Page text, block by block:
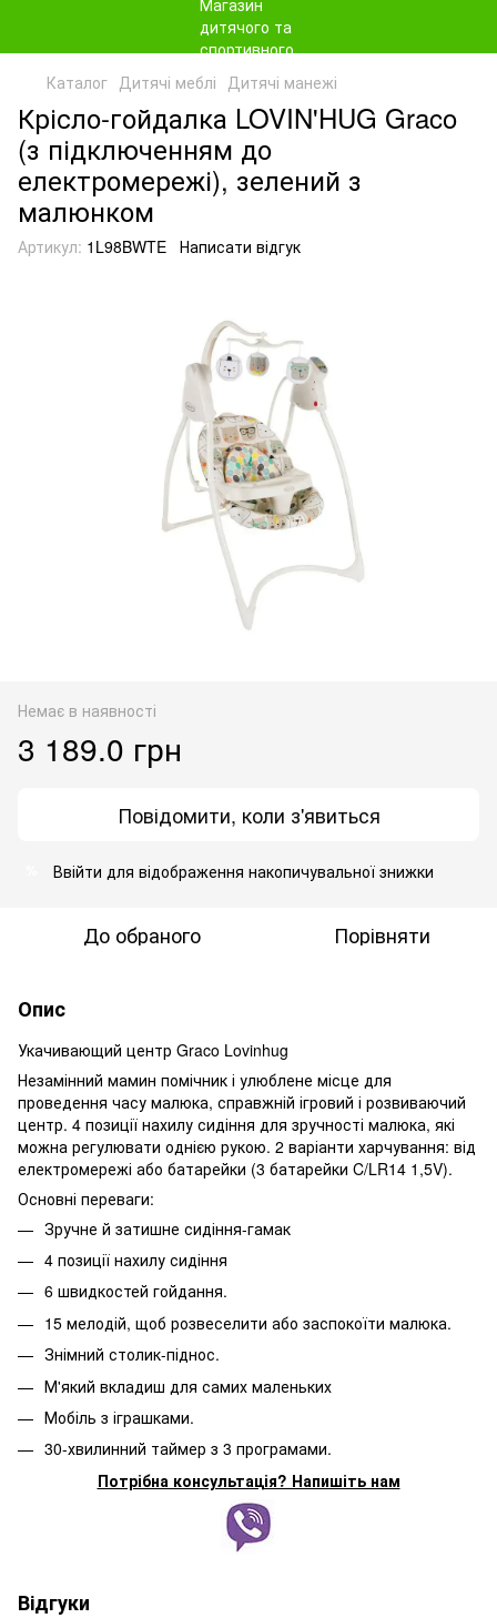
Каталог Дитячі меблі Дитячі манежі
Крісло-гойдалка LOVIN'HUG Graco
(з підключенням до
електромережі), зелений з
малюнком
Артикул: 1L98BWTE Написати відгук
Немає в наявності
3 189.0 грн
Повідомити, коли з'явиться
Ввійти для відображення накопичувальної знижки
До обраного Порівняти
Опис
Укачивающий центр Graco Lovinhug
Незамінний мамин помічник і улюблене місце для
проведення часу малюка, справжній ігровий і розвиваючий
центр. 4 позиції нахилу сидіння для зручності малюка, які
можна регулювати однією рукою. 2 варіанти харчування: від
електромережі або батарейки (3 батарейки C/LR14 1,5V).
Основні переваги:
Зручне й затишне сидіння-гамак
4 позиції нахилу сидіння
6 швидкостей гойдання.
15 мелодій, щоб розвеселити або заспокоїти малюка.
Знімний столик-піднос.
М'який вкладиш для самих маленьких
Мобіль з іграшками.
30-хвилинний таймер з 3 програмами.
Потрібна консультація? Напишіть нам
Відгуки